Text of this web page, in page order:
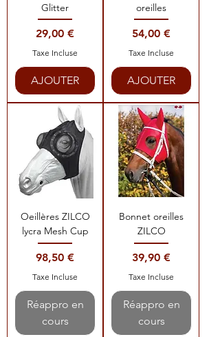
Glitter
Prix
29,00 €
Taxe Incluse
AJOUTER
oreilles
Prix
54,00 €
Taxe Incluse
AJOUTER
Oeillères ZILCO
lycra Mesh Cup
Prix
98,50 €
Taxe Incluse
Réappro en
cours
Bonnet oreilles
ZILCO
Prix
39,90 €
Taxe Incluse
Réappro en
cours